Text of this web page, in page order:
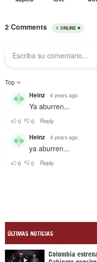
ÚLTIMAS NOTICIAS
Colombia
Gabinete